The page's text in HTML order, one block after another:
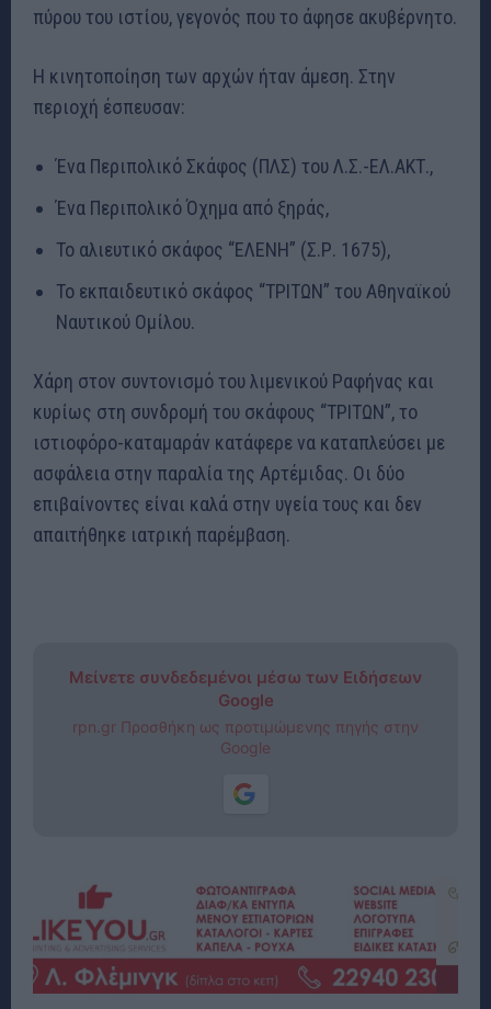
πύρου του ιστίου, γεγονός που το άφησε ακυβέρνητο.
Η κινητοποίηση των αρχών ήταν άμεση. Στην
περιοχή έσπευσαν:
Ένα Περιπολικό Σκάφος (ΠΛΣ) του Λ.Σ.-ΕΛ.ΑΚΤ.,
Ένα Περιπολικό Όχημα από ξηράς,
Το αλιευτικό σκάφος “ΕΛΕΝΗ” (Σ.Ρ. 1675),
Το εκπαιδευτικό σκάφος “ΤΡΙΤΩΝ” του Αθηναϊκού
Ναυτικού Ομίλου.
Χάρη στον συντονισμό του λιμενικού Ραφήνας και
κυρίως στη συνδρομή του σκάφους “ΤΡΙΤΩΝ”, το
ιστιοφόρο-καταμαράν κατάφερε να καταπλεύσει με
ασφάλεια στην παραλία της Αρτέμιδας. Οι δύο
επιβαίνοντες είναι καλά στην υγεία τους και δεν
απαιτήθηκε ιατρική παρέμβαση.
Μείνετε συνδεδεμένοι μέσω των Ειδήσεων
Google
rpn.gr Προσθήκη ως προτιμώμενης πηγής στην
Google